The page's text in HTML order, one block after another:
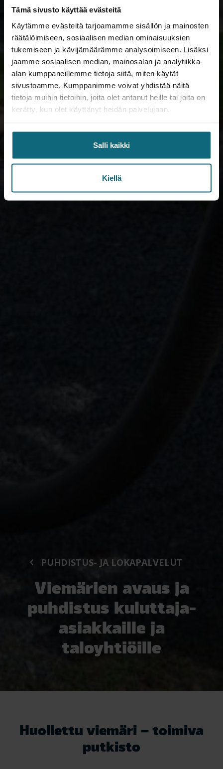
Tämä sivusto käyttää evästeitä
Käytämme evästeitä tarjoamamme sisällön ja mainosten
räätälöimiseen, sosiaalisen median ominaisuuksien
tukemiseen ja kävijämäärämme analysoimiseen. Lisäksi
jaamme sosiaalisen median, mainosalan ja analytiikka-
alan kumppaneillemme tietoja siitä, miten käytät
sivustoamme. Kumppanimme voivat yhdistää näitä
tietoja muihin tietoihin, joita olet antanut heille tai joita on
kerätty, kun olet käyttänyt heidän palvelujaan.
Salli kaikki
Kiellä
PUHDISTUS- JA LOKAPALVELUT
Viemärien avaus ja
puhdistus kuluttaja-
asiakkaille ja
taloyhtiöille
Huollettu viemäri – toimiva
putkisto